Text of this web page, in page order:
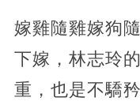
嫁雞隨雞嫁狗
下嫁，林志玲
重，也是不驕